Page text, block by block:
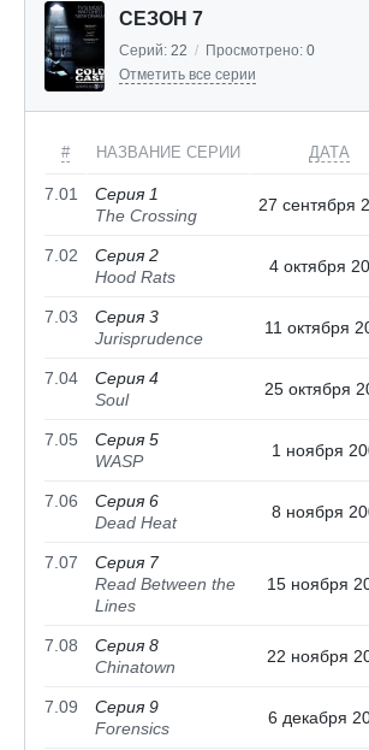
СЕЗОН 7
Серий: 22 / Просмотрено: 0
Отметить все серии
# НАЗВАНИЕ СЕРИИ ДАТА
7.01
Серия 1
The Crossing
27 сентября
7.02
Серия 2
Hood Rats
4 октября
7.03
Серия 3
Jurisprudence
11 октября
7.04
Серия 4
Soul
25 октября
7.05
Серия 5
WASP
1 ноября
7.06
Серия 6
Dead Heat
8 ноября
7.07
Серия 7
Read Between the
Lines
15 ноября
7.08
Серия 8
Chinatown
22 ноября
7.09
Серия 9
Forensics
6 декабря